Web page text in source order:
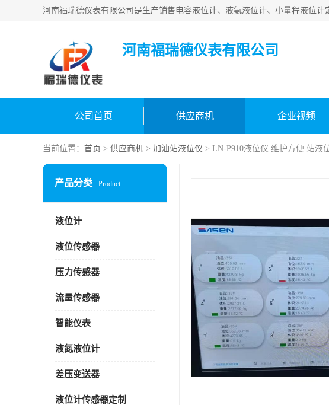
河南福瑞德仪表有限公司
公司首页 供应商机 企业视频
当前位置： 首页 > 供应商机 > 加油站液位仪 > LN-P910液位仪 维护方便 站液
产品分类 Product
液位计
液位传感器
压力传感器
流量传感器
智能仪表
液氮液位计
差压变送器
液位计传感器定制